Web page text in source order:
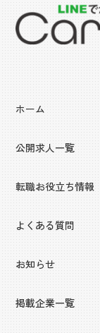
ホーム
公開求人一覧
転職お役立ち情報
よくある質問
お知らせ
掲載企業一覧